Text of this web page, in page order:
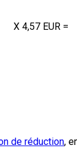
X 4,57 EUR =
de réduction,